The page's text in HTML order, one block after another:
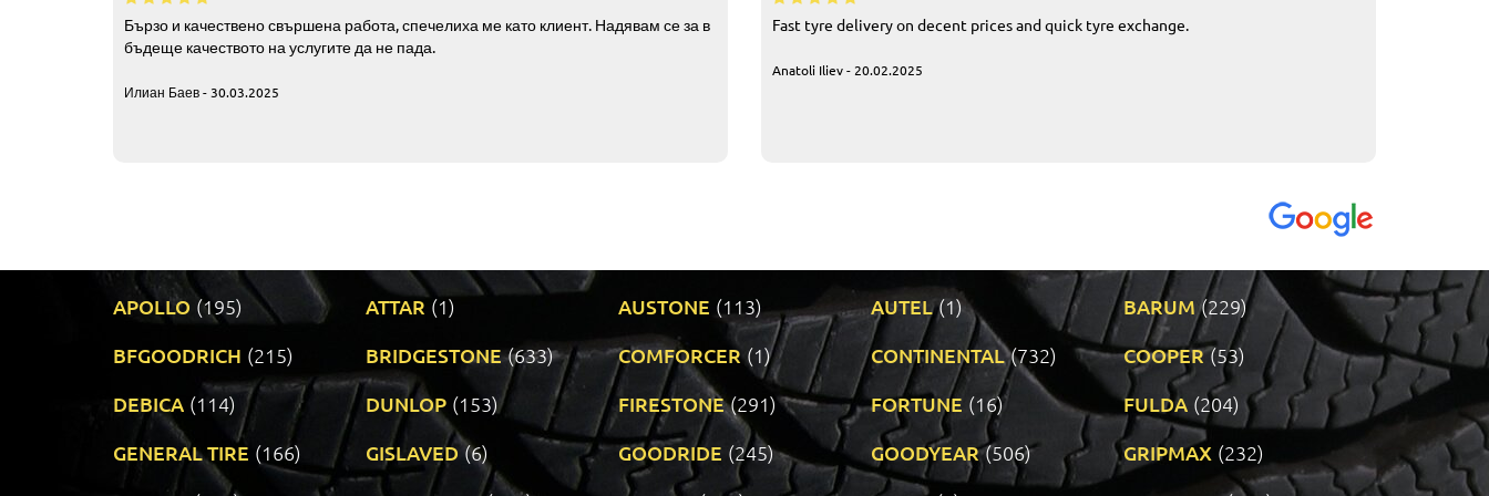
Бързо и качествено свършена работа, спечелиха ме като клиент. Надявам се за в
бъдеще качеството на услугите да не пада.
Илиан Баев - 30.03.2025
Fast tyre delivery on decent prices and quick tyre exchange.
Anatoli Iliev - 20.02.2025
APOLLO (195) ATTAR (1) AUSTONE (113) AUTEL (1) BARUM (229)
BFGOODRICH (215) BRIDGESTONE (633) COMFORCER (1) CONTINENTAL (732) COOPER (53)
DEBICA (114) DUNLOP (153) FIRESTONE (291) FORTUNE (16) FULDA (204)
GENERAL TIRE (166) GISLAVED (6) GOODRIDE (245) GOODYEAR (506) GRIPMAX (232)